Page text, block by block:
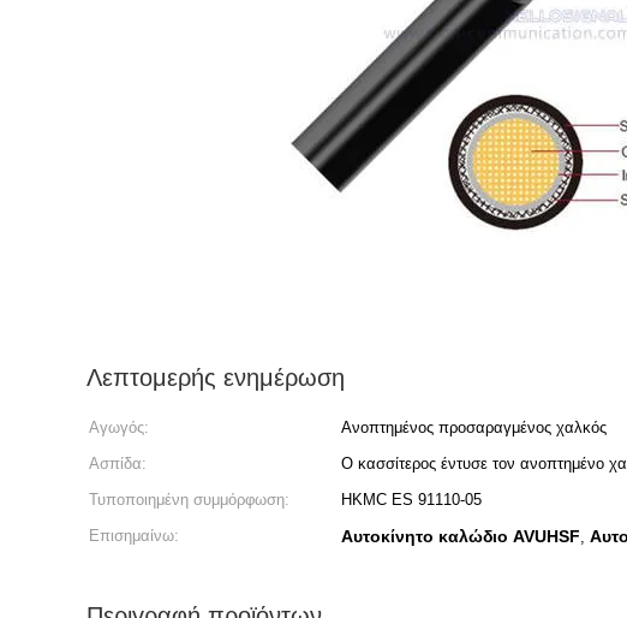
Λεπτομερής ενημέρωση
Αγωγός: Ανοπτημένος προσαραγμένος χαλκός
Ασπίδα:
Ο κασσίτερος έντυσε τον ανοπτημένο
Τυποποιημένη συμμόρφωση:
HKMC ES 91110-05
Επισημαίνω:
Αυτοκίνητο καλώδιο AVUHSF,